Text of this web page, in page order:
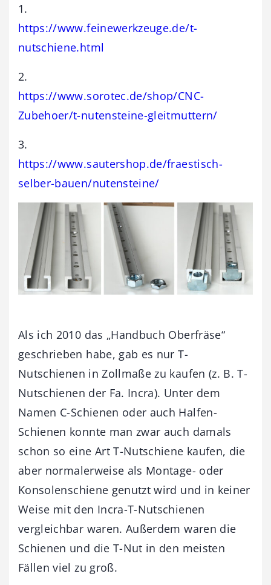
1.
https://www.feinewerkzeuge.de/t-
nutschiene.html
2.
https://www.sorotec.de/shop/CNC-
Zubehoer/t-nutensteine-gleitmuttern/
3.
https://www.sautershop.de/fraestisch-
selber-bauen/nutensteine/
Als ich 2010 das „Handbuch Oberfräse“
geschrieben habe, gab es nur T-
Nutschienen in Zollmaße zu kaufen (z. B. T-
Nutschienen der Fa. Incra). Unter dem
Namen C-Schienen oder auch Halfen-
Schienen konnte man zwar auch damals
schon so eine Art T-Nutschiene kaufen, die
aber normalerweise als Montage- oder
Konsolenschiene genutzt wird und in keiner
Weise mit den Incra-T-Nutschienen
vergleichbar waren. Außerdem waren die
Schienen und die T-Nut in den meisten
Fällen viel zu groß.